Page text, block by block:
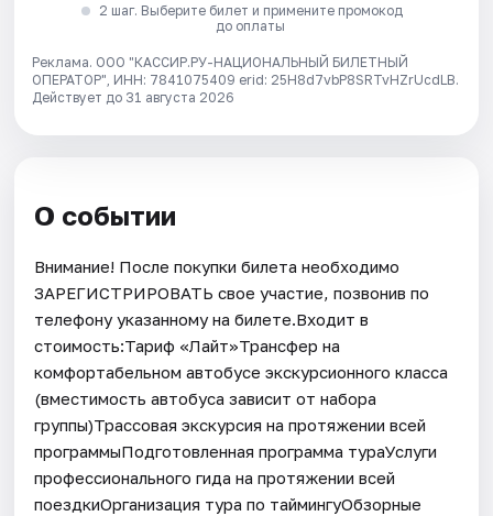
2 шаг. Выберите билет и примените промокод
до оплаты
Реклама. ООО "КАССИР.РУ-НАЦИОНАЛЬНЫЙ БИЛЕТНЫЙ
ОПЕРАТОР", ИНН: 7841075409 erid: 25H8d7vbP8SRTvHZrUcdLB.
Действует до 31 августа 2026
О событии
Внимание! После покупки билета необходимо
ЗАРЕГИСТРИРОВАТЬ свое участие, позвонив по
телефону указанному на билете.Входит в
стоимость:Тариф «Лайт»Трансфер на
комфортабельном автобусе экскурсионного класса
(вместимость автобуса зависит от набора
группы)Трассовая экскурсия на протяжении всей
программыПодготовленная программа тураУслуги
профессионального гида на протяжении всей
поездкиОрганизация тура по таймингуОбзорные